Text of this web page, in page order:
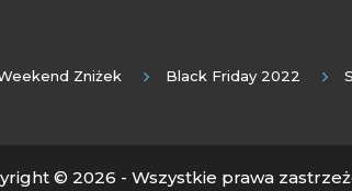
Zniżek Black Friday 2022
© 2026 - Wszystkie prawa